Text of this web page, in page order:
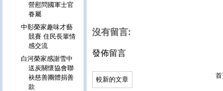
沒有留言:
發佈留言
較新的文章
營慰問國軍士官
眷屬
中彰榮家趣味才藝
競賽 住民長輩情
感交流
白河榮家感謝雪中
送炭關懷協會聯
袂慈善團體捐善
款